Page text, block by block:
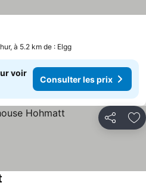
à 5.2 km de : Elgg
voir
Consulter les prix
Partager